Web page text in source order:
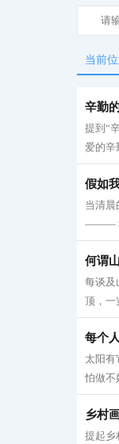
当前位
辛勤
提到“
爱的辛
假如
当清晨
——— 我
何谓
每谈及
顶，一
每个
太阳有
怕做不
乡村
提起乡